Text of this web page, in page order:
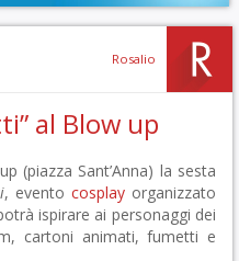
Rosalio
al Blow up
(piazza Sant’Anna) la sesta
, evento cosplayorganizzato
ispirare ai personaggi dei
cartoni animati, fumetti e